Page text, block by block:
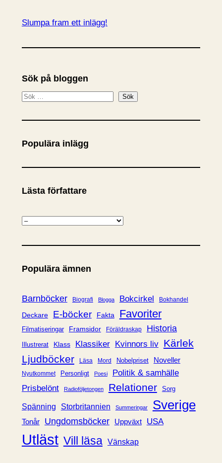
Slumpa fram ett inlägg!
Sök på bloggen
S
k
Sök
Populära inlägg
Lästa författare
K
t
g
r
i
Populära ämnen
Barnböcker Biografi Blogga Bokcirkel Bokhandel
Deckare E-böcker Fakta Favoriter
Filmatiseringar Framsidor Föräldraskap Historia
Illustrerat Klass Klassiker Kvinnors liv Kärlek
Ljudböcker
Läsa Mord Nobelpriset Noveller
Nyutkommet Personligt Poesi
Politik & samhälle
Prisbelönt
Radioföljetongen Relationer Sorg
Spänning Storbritannien Summeringar Sverige
Tonår Ungdomsböcker Uppväxt USA
Utläst Vill läsa Vänskap